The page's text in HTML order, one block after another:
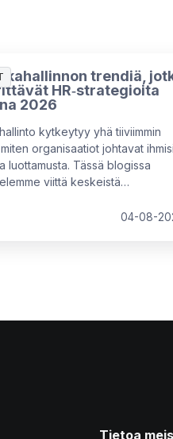
trendiä,
HR‑strategioita
2026
kytkeytyy yhä tiiviimmin
organisaatiot johtavat
luottamusta. Tässä blogissa
viittä keskeistä
HR & Payroll Pulse 2026 -
04-08-
Tietoa